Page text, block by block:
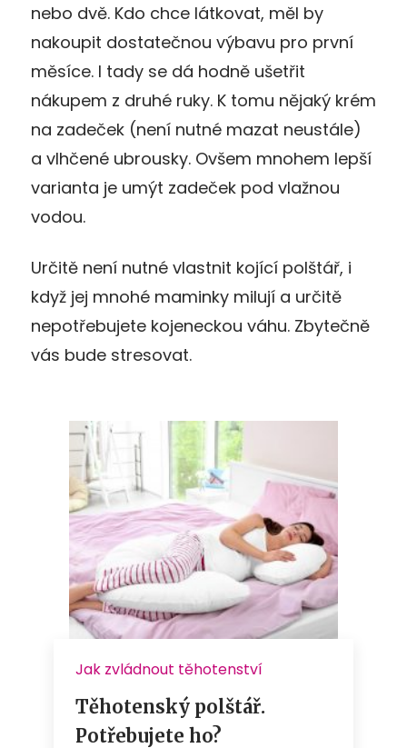
nebo dvě. Kdo chce látkovat, měl by
nakoupit dostatečnou výbavu pro první
měsíce. I tady se dá hodně ušetřit
nákupem z druhé ruky. K tomu nějaký krém
na zadeček (není nutné mazat neustále)
a vlhčené ubrousky. Ovšem mnohem lepší
varianta je umýt zadeček pod vlažnou
vodou.
Určitě není nutné vlastnit kojící polštář, i
když jej mnohé maminky milují a určitě
nepotřebujete kojeneckou váhu. Zbytečně
vás bude stresovat.